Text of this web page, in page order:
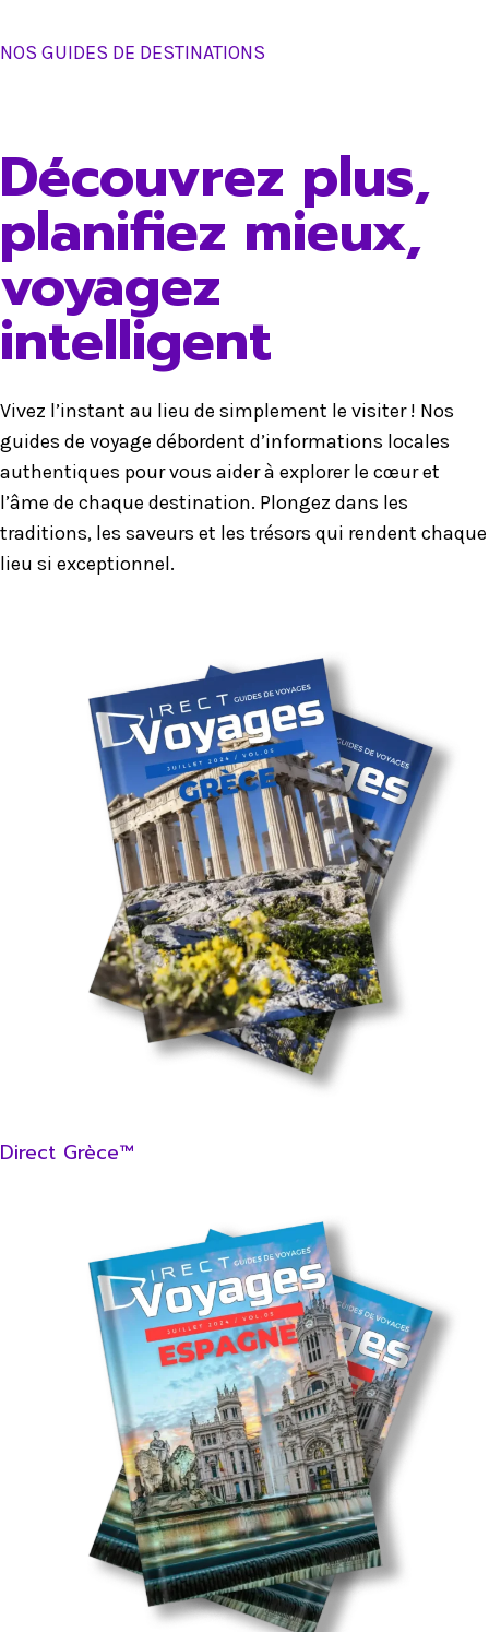
NOS GUIDES DE DESTINATIONS
Découvrez plus,
planifiez mieux,
voyagez
intelligent
Vivez l’instant au lieu de simplement le visiter ! Nos
guides de voyage débordent d’informations locales
authentiques pour vous aider à explorer le cœur et
l’âme de chaque destination. Plongez dans les
traditions, les saveurs et les trésors qui rendent chaque
lieu si exceptionnel.
Direct Grèce™